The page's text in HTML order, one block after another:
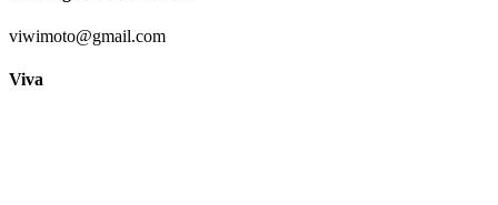
viwimoto@gmail.com
Viva